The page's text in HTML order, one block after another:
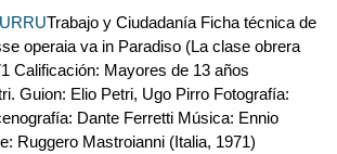
Trabajo y Ciudadanía Ficha técnica de
operaia va in Paradiso (La clase obrera
Calificación: Mayores de 13 años
Guion: Elio Petri, Ugo Pirro Fotografía:
Dante Ferretti Música: Ennio
Ruggero Mastroianni (Italia, 1971)